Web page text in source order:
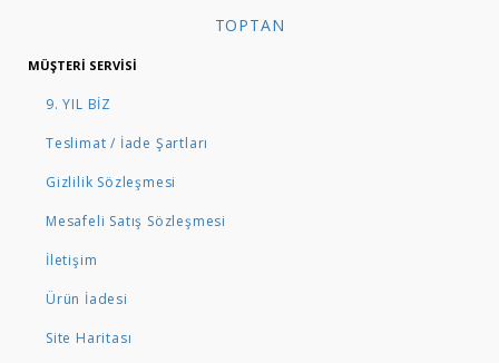
TOPTAN
MÜŞTERI SERVISI
9. YIL BİZ
Teslimat / İade Şartları
Gizlilik Sözleşmesi
Mesafeli Satış Sözleşmesi
İletişim
Ürün İadesi
Site Haritası